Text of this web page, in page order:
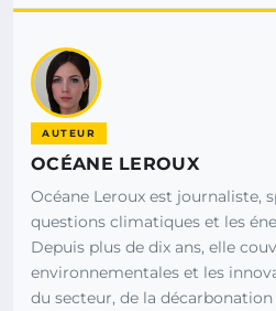
AUTEUR
OCÉANE LEROUX
Océane Leroux est journaliste,
questions climatiques et les
Depuis plus de dix ans, elle
environnementales et les
du secteur, de la